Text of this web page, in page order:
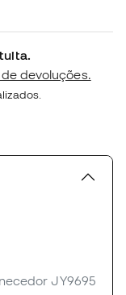
devoluções.
JY9695